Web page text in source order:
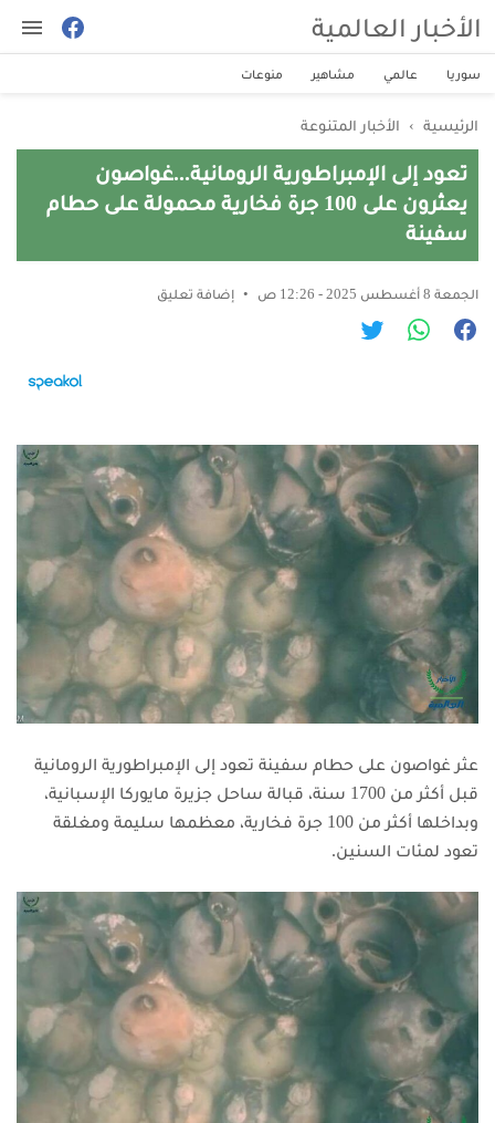
الأخبار العالمية
سوريا عالمي مشاهير منوعات
الرئيسية › الأخبار المتنوعة
تعود إلى الإمبراطورية الرومانية...غواصون
يعثرون على 100 جرة فخارية محمولة على حطام
سفينة
الجمعة 8 أغسطس 2025 - 12:26 ص إضافة تعليق
عثر غواصون على حطام سفينة تعود إلى الإمبراطورية الرومانية
قبل أكثر من 1700 سنة، قبالة ساحل جزيرة مايوركا الإسبانية،
وبداخلها أكثر من 100 جرة فخارية، معظمها سليمة ومغلقة
تعود لمئات السنين.